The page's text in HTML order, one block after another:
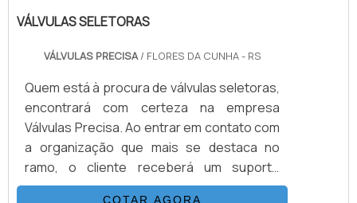
VÁLVULAS SELETORAS
VÁLVULAS PRECISA/ FLORES DA CUNHA - RS
Quem está à procura de válvulas seletoras,
encontrará com certeza na empresa
Válvulas Precisa. Ao entrar em contato com
a organização que mais se destaca no
ramo, o cliente receberá um suporte
completo para sanar eventuais dúvidas
COTAR AGORA